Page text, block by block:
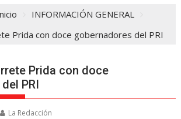
INFORMACIÓN GENERAL
Prida con doce gobernadores del PRI
Prida con doce
PRI
La Redacción